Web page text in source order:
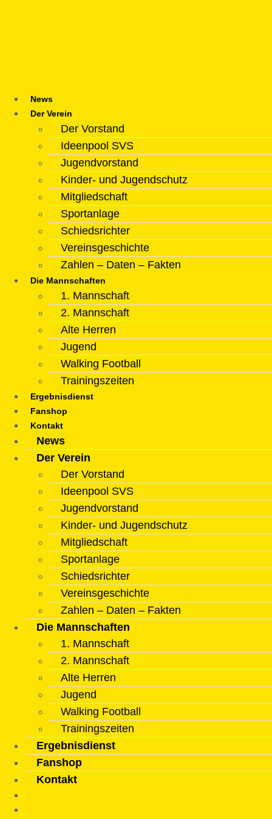
News
Der Verein
Der Vorstand
Ideenpool SVS
Jugendvorstand
Kinder- und Jugendschutz
Mitgliedschaft
Sportanlage
Schiedsrichter
Vereinsgeschichte
Zahlen – Daten – Fakten
Die Mannschaften
1. Mannschaft
2. Mannschaft
Alte Herren
Jugend
Walking Football
Trainingszeiten
Ergebnisdienst
Fanshop
Kontakt
News
Der Verein
Der Vorstand
Ideenpool SVS
Jugendvorstand
Kinder- und Jugendschutz
Mitgliedschaft
Sportanlage
Schiedsrichter
Vereinsgeschichte
Zahlen – Daten – Fakten
Die Mannschaften
1. Mannschaft
2. Mannschaft
Alte Herren
Jugend
Walking Football
Trainingszeiten
Ergebnisdienst
Fanshop
Kontakt